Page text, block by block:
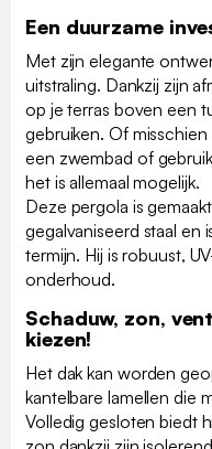
Een duurzame
Met zijn elegante
uitstraling. Dankzij zijn
op je terras boven een
gebruiken. Of
een zwembad of
het is allemaal mogelijk.
Deze pergola is
gegalvaniseerd staal en
termijn. Hij is robuust,
onderhoud.
Schaduw, zon,
kiezen!
Het dak kan worden
kantelbare lamellen die
Volledig gesloten biedt